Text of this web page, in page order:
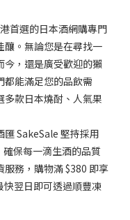
首選的日本酒網購專門
釀。無論您是在尋找一
今，還是廣受歡迎的獺
都能滿足您的品飲需
款日本燒酎、人氣果
SakeSale 堅持採用
保每一滴生酒的品質
務，購物滿 $380 即享
快翌日即可透過順豐凍